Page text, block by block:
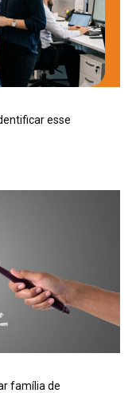
esse
família de